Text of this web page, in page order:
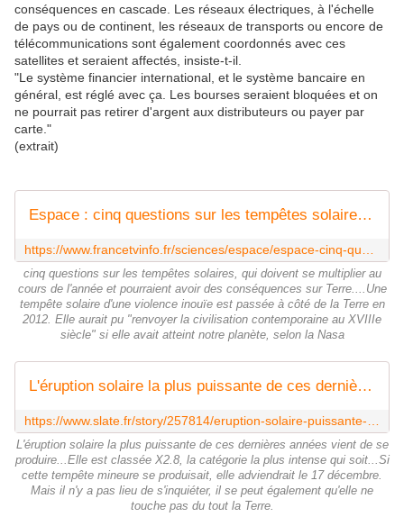
conséquences en cascade. Les réseaux électriques, à l'échelle
de pays ou de continent, les réseaux de transports ou encore de
télécommunications sont également coordonnés avec ces
satellites et seraient affectés, insiste-t-il.
"Le système financier international, et le système bancaire en
général, est réglé avec ça. Les bourses seraient bloquées et on
ne pourrait pas retirer d'argent aux distributeurs ou payer par
carte."
(extrait)
Espace : cinq questions sur les tempêtes solaires, qui doivent se multiplier au cours de l'année et pourraient avoir des conséquences sur Terre
cinq questions sur les tempêtes solaires, qui doivent se multiplier au
cours de l'année et pourraient avoir des conséquences sur Terre....Une
tempête solaire d'une violence inouïe est passée à côté de la Terre en
2012. Elle aurait pu "renvoyer la civilisation contemporaine au XVIIIe
siècle" si elle avait atteint notre planète, selon la Nasa
L'éruption solaire la plus puissante de ces dernières années vient de se produire
L'éruption solaire la plus puissante de ces dernières années vient de se
produire...Elle est classée X2.8, la catégorie la plus intense qui soit...Si
cette tempête mineure se produisait, elle adviendrait le 17 décembre.
Mais il n'y a pas lieu de s'inquiéter, il se peut également qu'elle ne
touche pas du tout la Terre.